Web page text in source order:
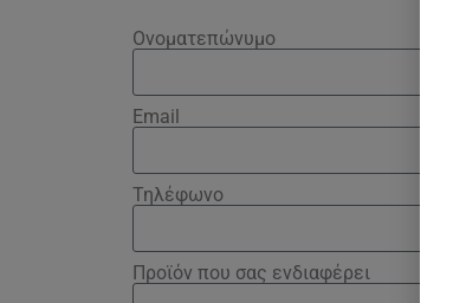
Ονοματεπώνυμο
Email
Τηλέφωνο
Προϊόν που σας ενδιαφέρει